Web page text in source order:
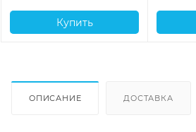
Купить
ОПИСАНИЕ ДОСТАВКА